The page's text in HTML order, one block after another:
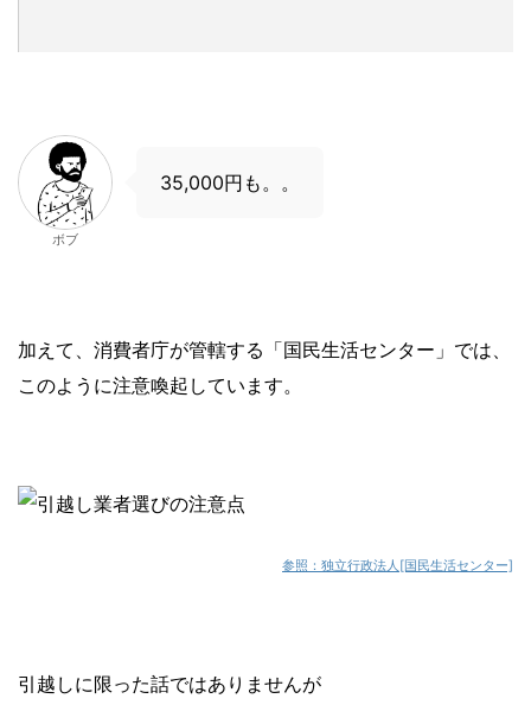
ボブ
35,000円も。。
加えて、消費者庁が管轄する「国民生活センター」では、
このように注意喚起しています。
参照：独立行政法人[国民生活センター]
引越しに限った話ではありませんが